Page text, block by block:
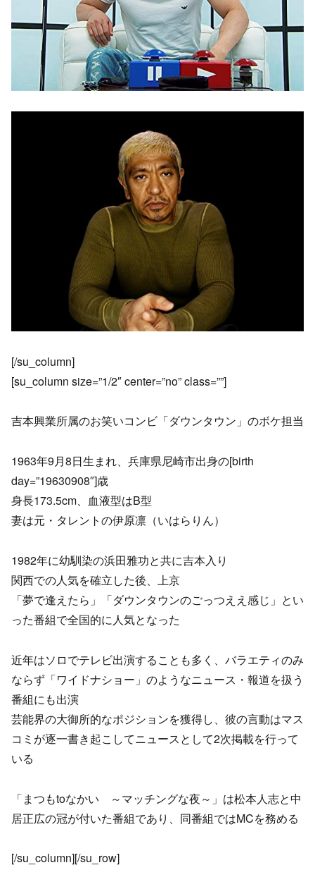
[/su_column]
[su_column size=”1/2″ center=”no” class=””]
吉本興業所属のお笑いコンビ「ダウンタウン」のボケ担当
1963年9月8日生まれ、兵庫県尼崎市出身の[birth
day=”19630908″]歳
身長173.5cm、血液型はB型
妻は元・タレントの伊原凛（いはらりん）
1982年に幼馴染の浜田雅功と共に吉本入り
関西での人気を確立した後、上京
「夢で逢えたら」「ダウンタウンのごっつええ感じ」とい
った番組で全国的に人気となった
近年はソロでテレビ出演することも多く、バラエティのみ
ならず「ワイドナショー」のようなニュース・報道を扱う
番組にも出演
芸能界の大御所的なポジションを獲得し、彼の言動はマス
コミが逐一書き起こしてニュースとして2次掲載を行って
いる
「まつもtoなかい ～マッチングな夜～」は松本人志と中
居正広の冠が付いた番組であり、同番組ではMCを務める
[/su_column][/su_row]